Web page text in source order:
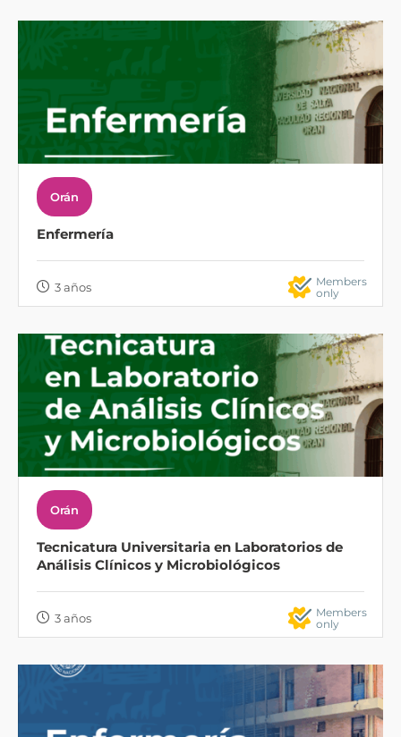
Orán
Enfermería
3 años
Members
only
Orán
Tecnicatura Universitaria en Laboratorios de
Análisis Clínicos y Microbiológicos
3 años
Members
only